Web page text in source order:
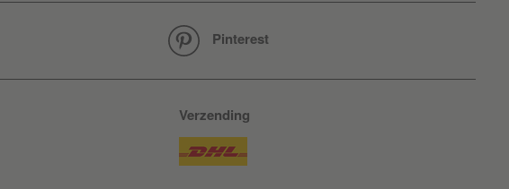
Pinterest
Verzending